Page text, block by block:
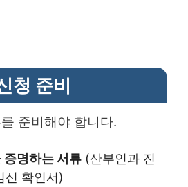
청 준비
준비해야 합니다.
증명하는 서류 (산부인과 진
신 확인서)